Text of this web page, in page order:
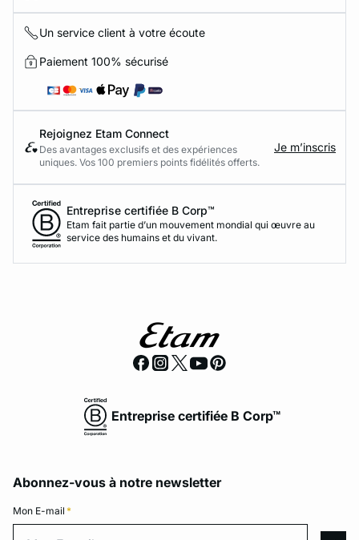
Un service client à votre écoute
Paiement 100% sécurisé
Rejoignez Etam Connect
Des avantages exclusifs et des expériences
uniques. Vos 100 premiers points fidélités offerts.
Je m’inscris
Entreprise certifiée B Corp™
Etam fait partie d’un mouvement mondial qui œuvre au
service des humains et du vivant.
Entreprise certifiée B Corp™
Abonnez-vous à notre newsletter
Mon E-mail *